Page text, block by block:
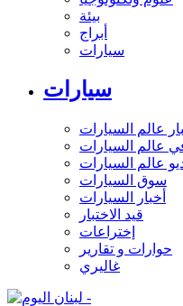
بيئة
أبراج
سيارات
سيارات
عالم السيارات
عالم السيارات
عالم السيارات
سوق السيارات
أخبار السيارات
قيد الاختبار
إختراعات
حوارات و تقارير
غاليري